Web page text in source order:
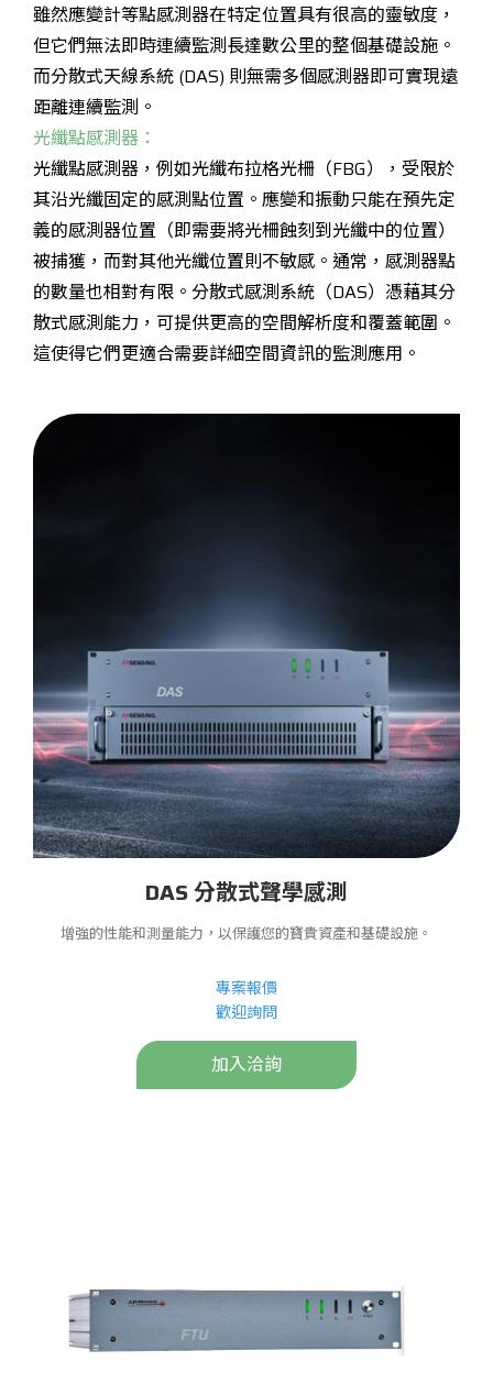
雖然應變計等點感測器在特定位置具有很高的靈敏度，
但它們無法即時連續監測長達數公里的整個基礎設施。
而分散式天線系統 (DAS) 則無需多個感測器即可實現遠
距離連續監測。
光纖點感測器：
光纖點感測器，例如光纖布拉格光柵（FBG），受限於
其沿光纖固定的感測點位置。應變和振動只能在預先定
義的感測器位置（即需要將光柵蝕刻到光纖中的位置）
被捕獲，而對其他光纖位置則不敏感。通常，感測器點
的數量也相對有限。分散式感測系統（DAS）憑藉其分
散式感測能力，可提供更高的空間解析度和覆蓋範圍。
這使得它們更適合需要詳細空間資訊的監測應用。
DAS 分散式聲學感測
增強的性能和測量能力，以保護您的寶貴資產和基礎設施。
專案報價
歡迎詢問
加入洽詢